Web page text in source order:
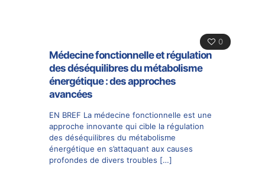
0
Médecine fonctionnelle et régulation
des déséquilibres du métabolisme
énergétique : des approches
avancées
EN BREF La médecine fonctionnelle est une
approche innovante qui cible la régulation
des déséquilibres du métabolisme
énergétique en s’attaquant aux causes
profondes de divers troubles […]